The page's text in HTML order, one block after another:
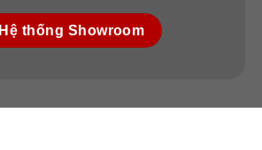
Hệ thống Showroom